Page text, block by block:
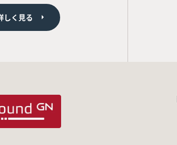
しく見る